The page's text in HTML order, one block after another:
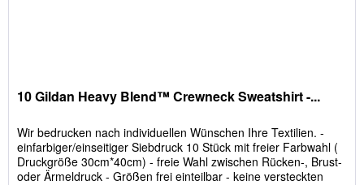
10 Gildan Heavy Blend™ Crewneck Sweatshirt -...
Wir bedrucken nach individuellen Wünschen Ihre Textilien. -
einfarbiger/einseitiger Siebdruck 10 Stück mit freier Farbwahl (
Druckgröße 30cm*40cm) - freie Wahl zwischen Rücken-, Brust-
oder Ärmeldruck - Größen frei einteilbar - keine versteckten